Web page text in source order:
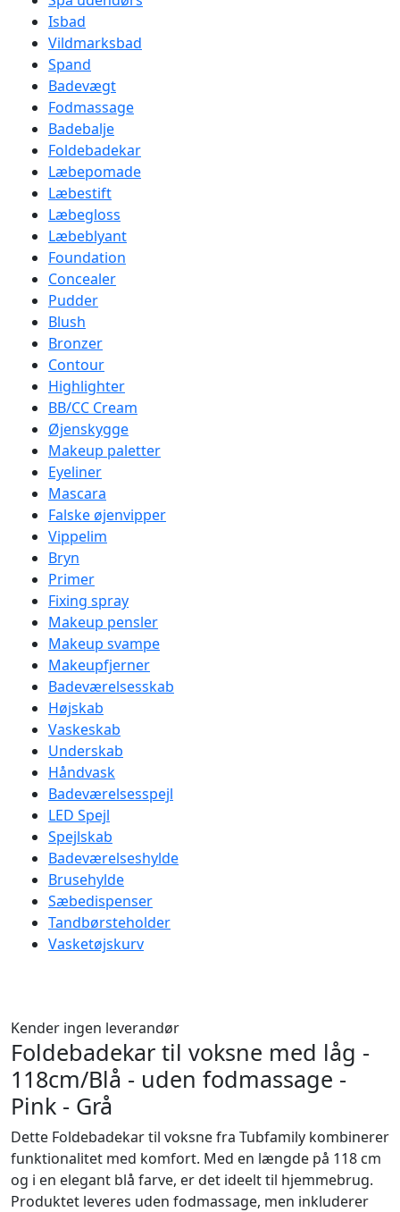
Isbad
Vildmarksbad
Spand
Badevægt
Fodmassage
Badebalje
Foldebadekar
Læbepomade
Læbestift
Læbegloss
Læbeblyant
Foundation
Concealer
Pudder
Blush
Bronzer
Contour
Highlighter
BB/CC Cream
Øjenskygge
Makeup paletter
Eyeliner
Mascara
Falske øjenvipper
Vippelim
Bryn
Primer
Fixing spray
Makeup pensler
Makeup svampe
Makeupfjerner
Badeværelsesskab
Højskab
Vaskeskab
Underskab
Håndvask
Badeværelsesspejl
LED Spejl
Spejlskab
Badeværelseshylde
Brusehylde
Sæbedispenser
Tandbørsteholder
Vasketøjskurv
Kender ingen leverandør
Foldebadekar til voksne med låg -
118cm/Blå - uden fodmassage -
Pink - Grå
Dette Foldebadekar til voksne fra Tubfamily kombinerer
funktionalitet med komfort. Med en længde på 118 cm
og i en elegant blå farve, er det ideelt til hjemmebrug.
Produktet leveres uden fodmassage, men inkluderer